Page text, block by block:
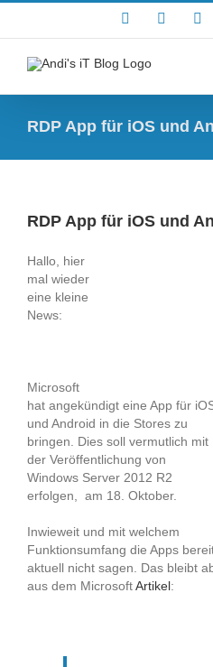
Facebook
RDP App für iOS und
RDP App für iOS und
Hallo, hier
mal wieder
eine kleine
News:
Microsoft
hat angekündigt eine App für
und Android in die Stores zu
bringen. Dies soll vermutlich mit
der Veröffentlichung von
Windows Server 2012 R2
erfolgen, am 18. Oktober.
Inwieweit und mit welchem
Funktionsumfang die Apps
aktuell nicht sagen. Das bleibt
aus dem MicrosoftArtikel: